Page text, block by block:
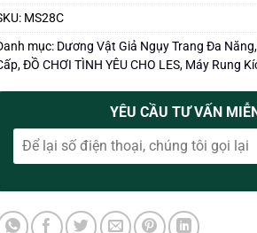
MS28C
mục: Dương Vật Giả Ngụy Trang Đa Năng,
,ĐỒ CHƠI TÌNH YÊU CHO LES, Máy Rung
YÊU CẦU TƯ VẤN